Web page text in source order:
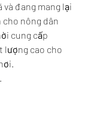
và đang mang lại
nông dân
cung cấp
lượng cao cho
.